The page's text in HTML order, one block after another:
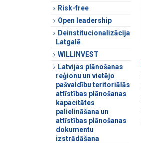
Risk-free
Open leadership
Deinstitucionalizācija
Latgalē
WILLINVEST
Latvijas plānošanas
reģionu un vietējo
pašvaldību teritoriālās
attīstības plānošanas
kapacitātes
palielināšana un
attīstības plānošanas
dokumentu
izstrādāšana